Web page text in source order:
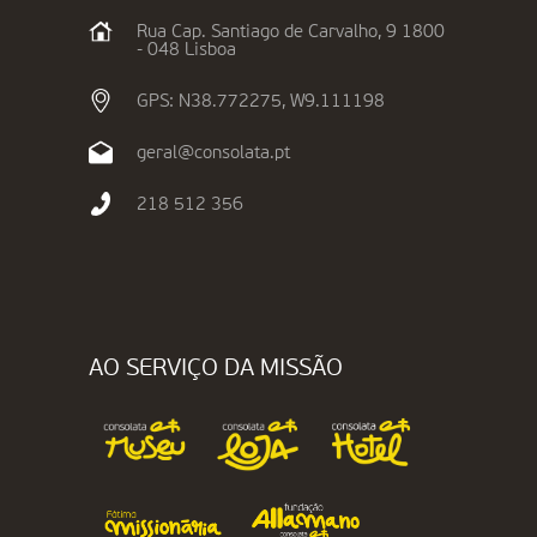
Rua Cap. Santiago de Carvalho, 9 1800
- 048 Lisboa
GPS: N38.772275, W9.111198
geral@consolata.pt
218 512 356
AO SERVIÇO DA MISSÃO